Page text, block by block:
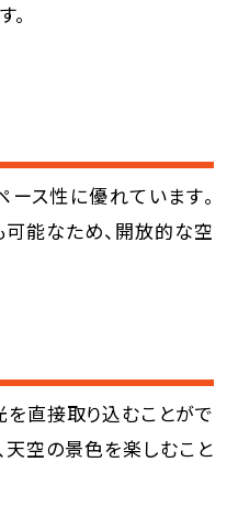
ス性に優れています。
可能なため、開放的な空
を直接取り込むことがで
天空の景色を楽しむこと